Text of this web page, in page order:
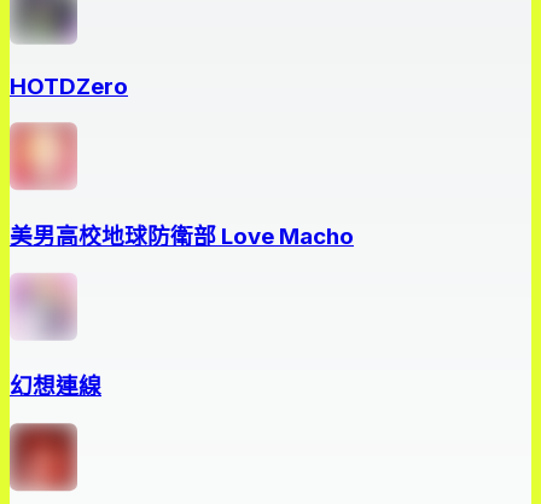
HOTDZero
美男高校地球防衛部 Love Macho
幻想連線